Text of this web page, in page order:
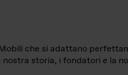
che si adattano
storia, i fondatori e la